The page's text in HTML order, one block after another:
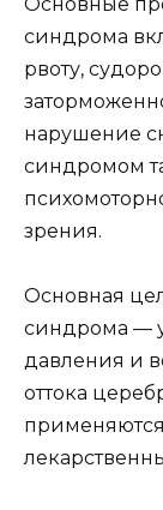
синдрома
рвоту,
нарушение
синдромом
зрения.
Основная
синдрома —
давления и
оттока